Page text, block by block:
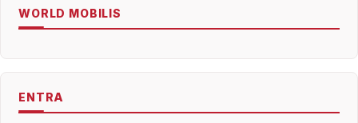
WORLD MOBILIS
ENTRA